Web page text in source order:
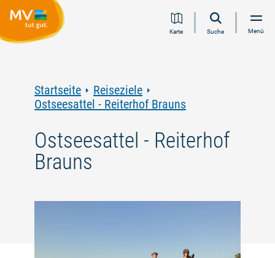
Inhalt
Navigation
Volltextsuche
FooterKarte Suche Menü
Startseite
Reiseziele
Ostseesattel - Reiterhof Brauns
Ostseesattel - Reiterhof
Brauns